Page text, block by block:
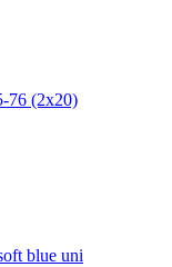
76 (2х20)